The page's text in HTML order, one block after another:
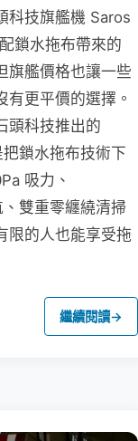
科技旗艦機 Saros
鎖水拖布帶來的
旗艦價格也讓一些
更平價的選擇。
頭科技推出的
鎖水拖布技術下
吸力、
雙重零纏繞清掃
限的人也能享受拖
繼續閱讀→